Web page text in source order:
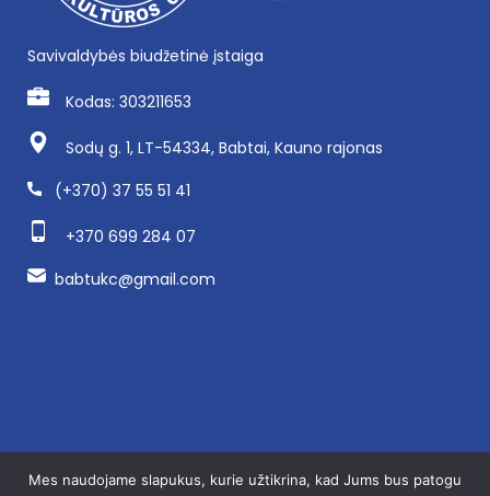
Savivaldybės biudžetinė įstaiga
Kodas: 303211653
Sodų g. 1, LT-54334, Babtai, Kauno rajonas
(+370) 37 55 51 41
+370 699 284 07
babtukc@gmail.com
Mes naudojame slapukus, kurie užtikrina, kad Jums bus patogu